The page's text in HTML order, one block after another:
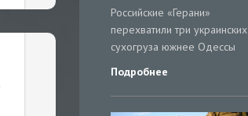
Российские «Герани»
перехватили три украинских
сухогруза южнее Одессы
Подробнее